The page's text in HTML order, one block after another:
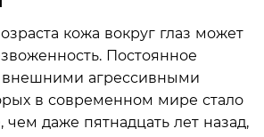
кожа вокруг глаз может
Постоянное
внешними агрессивными
в современном мире стало
чем даже пятнадцать лет назад,